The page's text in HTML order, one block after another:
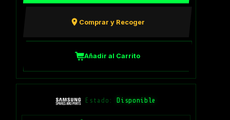
Comprar y Recoger
Añadir al Carrito
Estado: Disponible